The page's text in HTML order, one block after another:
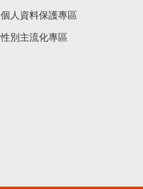
個人資料保護專區
性別主流化專區